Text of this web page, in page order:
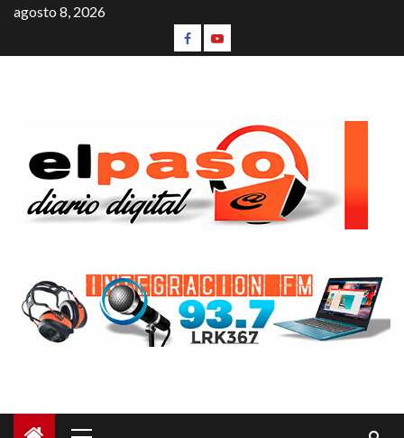
agosto 8, 2026